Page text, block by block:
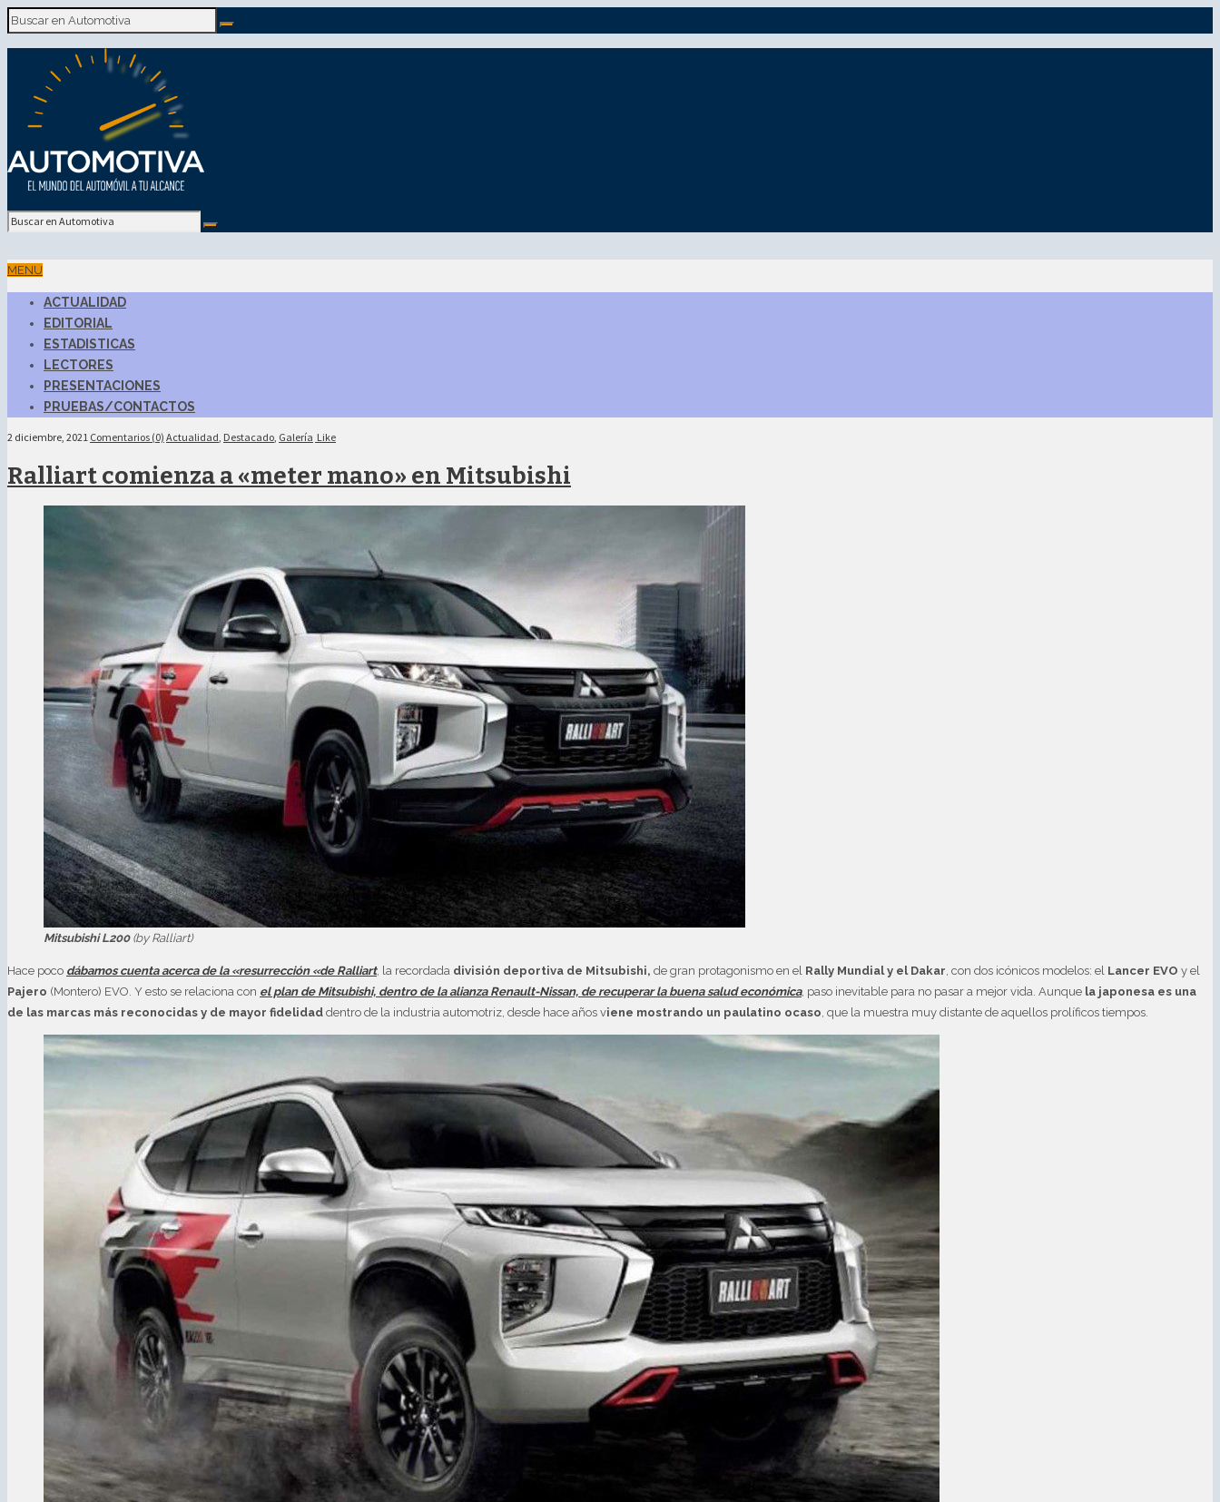
MENU
ACTUALIDAD
EDITORIAL
ESTADISTICAS
LECTORES
PRESENTACIONES
PRUEBAS/CONTACTOS
2 diciembre, 2021 Comentarios (0) Actualidad, Destacado, Galería Like
Ralliart comienza a «meter mano» en Mitsubishi
Mitsubishi L200(by Ralliart)
Hace poco dábamos cuenta acerca de la «resurrección «de Ralliart, la recordada división deportiva de Mitsubishi, de gran protagonismo en el Rally Mundial y el Dakar , con dos icónicos modelos: el Lancer EVO y el
Pajero (Montero) EVO. Y esto se relaciona con el plan de Mitsubishi, dentro de la alianza Renault-Nissan, de recuperar la buena salud económica, paso inevitable para no pasar a mejor vida. Aunque la japonesa es una
de las marcas más reconocidas y de mayor fidelidad dentro de la industria automotriz, desde hace años viene mostrando un paulatino ocaso , que la muestra muy distante de aquellos prolíficos tiempos.